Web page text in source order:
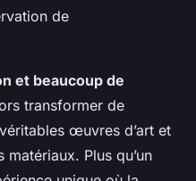
de
et beaucoup de
transformer de
œuvres d’art et
Plus qu’un